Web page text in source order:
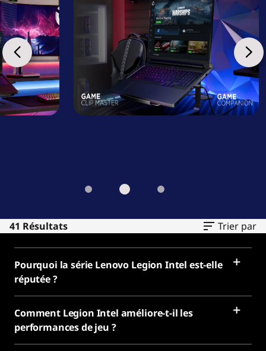
41 Résultats Trier par
Pourquoi la série Lenovo Legion Intel est-elle
réputée ?
Comment Legion Intel améliore-t-il les
performances de jeu ?